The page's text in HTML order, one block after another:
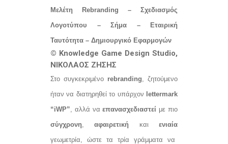
Μελέτη Rebranding – Σχεδιασμός
Λογοτύπου – Σήμα – Εταιρική
Ταυτότητα – Δημιουργικό Εφαρμογών
© Knowledge Game Design Studio,
ΝΙΚΟΛΑΟΣ ΖΗΣΗΣ
Στο συγκεκριμένο rebranding , ζητούμενο
ήταν να διατηρηθεί το υπάρχον lettermark
“iWP” , αλλά ναεπανασχεδιαστεί με πιο
σύγχρονη ,αφαιρετική καιενιαία
γεωμετρία, ώστε τα τρία γράμματα να